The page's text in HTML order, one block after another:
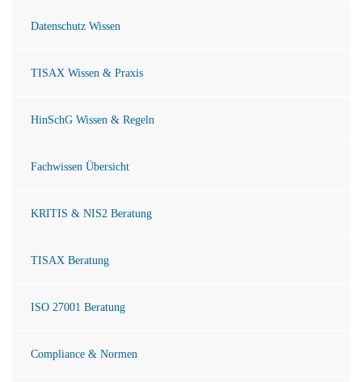
Datenschutz Wissen
TISAX Wissen & Praxis
HinSchG Wissen & Regeln
Fachwissen Übersicht
KRITIS & NIS2 Beratung
TISAX Beratung
ISO 27001 Beratung
Compliance & Normen